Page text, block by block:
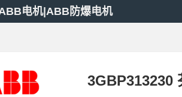
电机|ABB防爆电机
3GBP313230